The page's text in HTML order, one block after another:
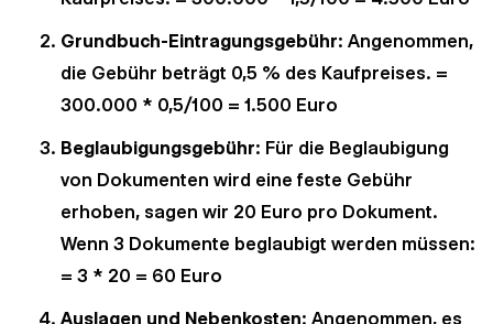
Grundbuch-Eintragungsgebühr: Angenommen,
die Gebühr beträgt 0,5 % des Kaufpreises. =
300.000 * 0,5/100 = 1.500 Euro
Beglaubigungsgebühr: Für die Beglaubigung
von Dokumenten wird eine feste Gebühr
erhoben, sagen wir 20 Euro pro Dokument.
Wenn 3 Dokumente beglaubigt werden müssen:
= 3 * 20 = 60 Euro
Auslagen und Nebenkosten: Angenommen, es